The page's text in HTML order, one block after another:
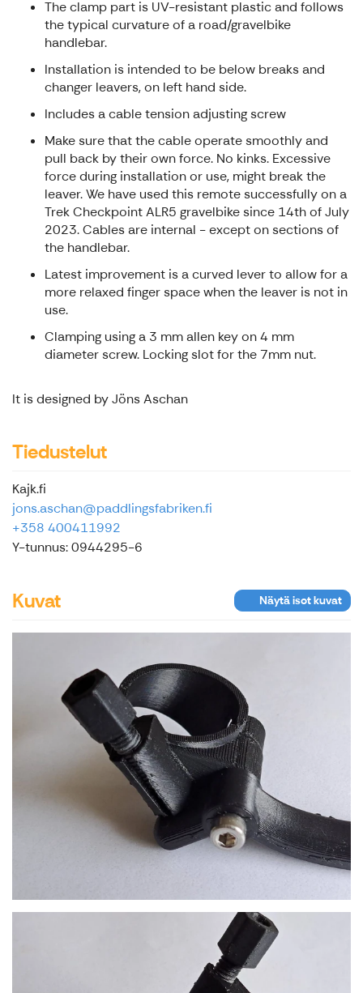
The clamp part is UV-resistant plastic and follows
the typical curvature of a road/gravelbike
handlebar.
Installation is intended to be below breaks and
changer leavers, on left hand side.
Includes a cable tension adjusting screw
Make sure that the cable operate smoothly and
pull back by their own force. No kinks. Excessive
force during installation or use, might break the
leaver. We have used this remote successfully on a
Trek Checkpoint ALR5 gravelbike since 14th of July
2023. Cables are internal - except on sections of
the handlebar.
Latest improvement is a curved lever to allow for a
more relaxed finger space when the leaver is not in
use.
Clamping using a 3 mm allen key on 4 mm
diameter screw. Locking slot for the 7mm nut.
It is designed by Jöns Aschan
Tiedustelut
Kajk.fi
jons.aschan@paddlingsfabriken.fi
+358 400411992
Y-tunnus: 0944295-6
Kuvat Näytä isot kuvat